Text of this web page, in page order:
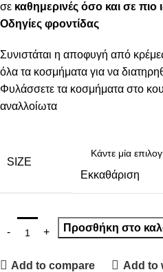
σε καθημερινές όσο και σε πιο
Οδηγίες φροντίδας
Συνιστάται η αποφυγή από
όλα τα κοσμήματα για να
Φυλάσσετε τα κοσμήματα στο
αναλλοίωτα
SIZE
Εκκαθάριση
Προσθήκη στο
Add to compare Add to